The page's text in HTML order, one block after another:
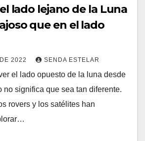
lado lejano de la Luna
que en el lado
2022 SENDA ESTELAR
el lado opuesto de la luna desde
no significa que sea tan diferente.
rovers y los satélites han